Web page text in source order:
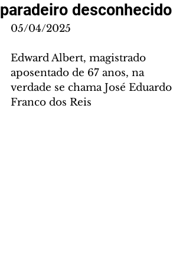
paradeiro desconhecido
05/04/2025
Edward Albert, magistrado
aposentado de 67 anos, na
verdade se chama José Eduardo
Franco dos Reis